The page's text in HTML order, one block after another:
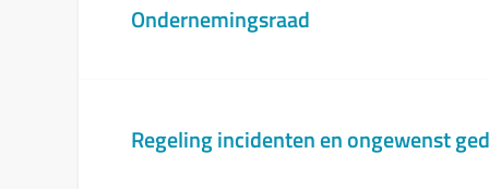
Ondernemingsraad
Regeling incidenten en ongewenst